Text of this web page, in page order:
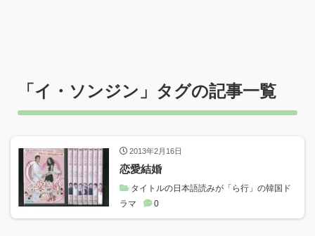
「イ・ソンジン 」タグの記事一覧
2013年2月16日
恋愛結婚
タイトルの日本語読みが「ら行」の韓国ド
ラマ
0